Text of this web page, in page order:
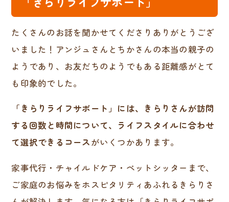
たくさんのお話を聞かせてくださりありがとうござ
いました！アンジュさんとちかさんの本当の親子の
ようであり、お友だちのようでもある距離感がとて
も印象的でした。
「きらりライフサポート」には、きらりさんが訪問
する回数と時間について、ライフスタイルに合わせ
て選択できるコースがいくつかあります。
家事代行・チャイルドケア・ペットシッターまで、
ご家庭のお悩みをホスピタリティあふれるきらりさ